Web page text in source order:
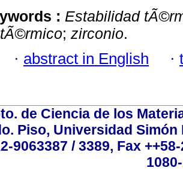
: Estabilidad
; zirconio.
· abstract in English ·
de Ciencia de los
Piso, Universidad
9063387 / 3389, Fax